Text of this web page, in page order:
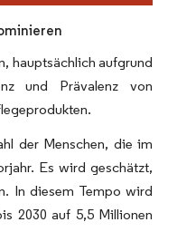
hauptsächlich aufgrund
und Prävalenz von
der Menschen, die im
Es wird geschätzt,
In diesem Tempo wird
2030 auf 5,5 Millionen